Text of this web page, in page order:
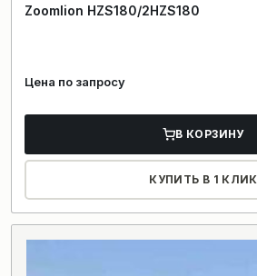
Zoomlion HZS180/2HZS180
Цена по запросу
В КОРЗИНУ
КУПИТЬ В 1 КЛИК